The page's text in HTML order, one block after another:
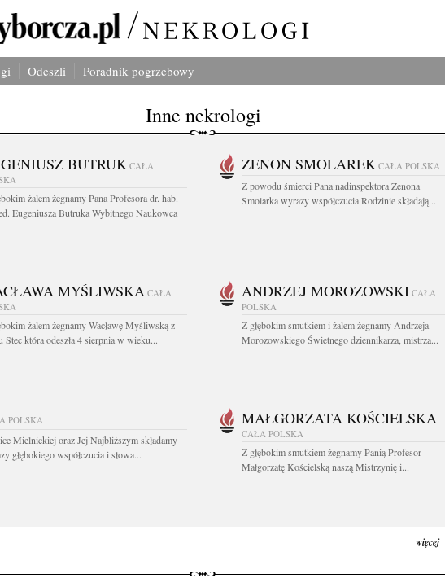
Odeszli Poradnik pogrzebowy
Inne nekrologi
BUTRUK CAŁA
żalem żegnamy Pana Profesora dr. hab.
Eugeniusza Butruka Wybitnego Naukowca
ZENON SMOLAREK CAŁA POLSKA
Z powodu śmierci Pana nadinspektora Zenona
Smolarka wyrazy współczucia Rodzinie składają...
MYŚLIWSKA CAŁA
żalem żegnamy Wacławę Myśliwską z
Stec która odeszła 4 sierpnia w wieku...
ANDRZEJ MOROZOWSKI CAŁA
POLSKA
Z głębokim smutkiem i żalem żegnamy Andrzeja
Morozowskiego Świetnego dziennikarza, mistrza...
POLSKA
Mielnickiej oraz Jej Najbliższym składamy
głębokiego współczucia i słowa...
MAŁGORZATA KOŚCIELSKA
CAŁA POLSKA
Z głębokim smutkiem żegnamy Panią Profesor
Małgorzatę Kościelską naszą Mistrzynię i...
więcej